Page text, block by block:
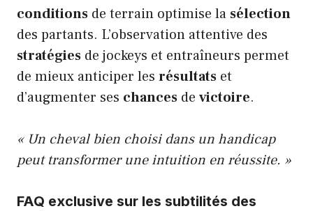
conditions de terrain optimise la sélection
des partants. L’observation attentive des
stratégies de jockeys et entraîneurs permet
de mieux anticiper les résultats et
d’augmenter ses chances de victoire.
« Un cheval bien choisi dans un handicap
peut transformer une intuition en réussite. »
FAQ exclusive sur les subtilités des